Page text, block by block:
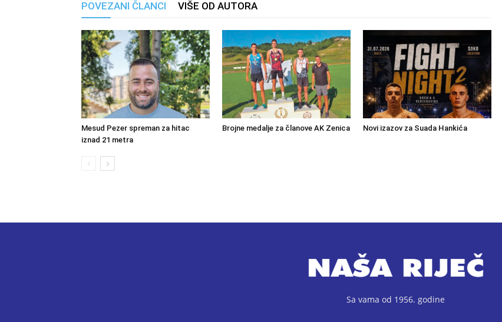
POVEZANI ČLANCI VIŠE OD AUTORA
Mesud Pezer spreman za hitac
iznad 21 metra
Brojne medalje za članove AK Zenica Novi izazov za Suada Hankića
Sa vama od 1956. godine